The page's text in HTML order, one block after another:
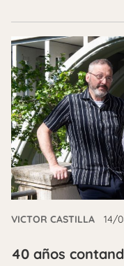
VICTOR CASTILLA 14/
40 años